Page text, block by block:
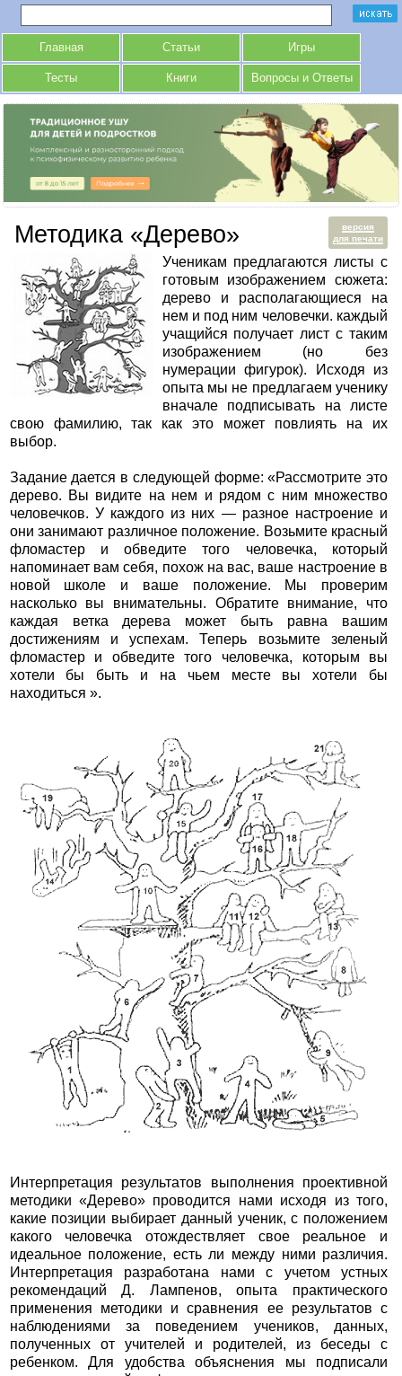
Главная Статьи Игры
Тесты Книги Вопросы и Ответы
версия
для печати
Методика «Дерево»
Ученикам предлагаются листы с
готовым изображением сюжета:
дерево и располагающиеся на
нем и под ним человечки. каждый
учащийся получает лист с таким
изображением (но без
нумерации фигурок). Исходя из
опыта мы не предлагаем ученику
вначале подписывать на листе
свою фамилию, так как это может повлиять на их
выбор.
Задание дается в следующей форме: «Рассмотрите это
дерево. Вы видите на нем и рядом с ним множество
человечков. У каждого из них — разное настроение и
они занимают различное положение. Возьмите красный
фломастер и обведите того человечка, который
напоминает вам себя, похож на вас, ваше настроение в
новой школе и ваше положение. Мы проверим
насколько вы внимательны. Обратите внимание, что
каждая ветка дерева может быть равна вашим
достижениям и успехам. Теперь возьмите зеленый
фломастер и обведите того человечка, которым вы
хотели бы быть и на чьем месте вы хотели бы
находиться ».
Интерпретация результатов выполнения проективной
методики «Дерево» проводится нами исходя из того,
какие позиции выбирает данный ученик, с положением
какого человечка отождествляет свое реальное и
идеальное положение, есть ли между ними различия.
Интерпретация разработана нами с учетом устных
рекомендаций Д. Лампенов, опыта практического
применения методики и сравнения ее результатов с
наблюдениями за поведением учеников, данных,
полученных от учителей и родителей, из беседы с
ребенком. Для удобства объяснения мы подписали